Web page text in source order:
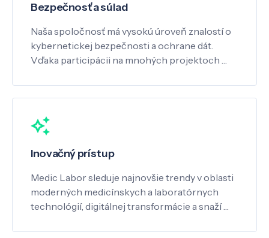
Bezpečnosť a súlad
Naša spoločnosť má vysokú úroveň znalostí o
kybernetickej bezpečnosti a ochrane dát.
Vďaka participácii na mnohých projektoch …
Inovačný prístup
Medic Labor sleduje najnovšie trendy v oblasti
moderných medicínskych a laboratórnych
technológií, digitálnej transformácie a snaží …